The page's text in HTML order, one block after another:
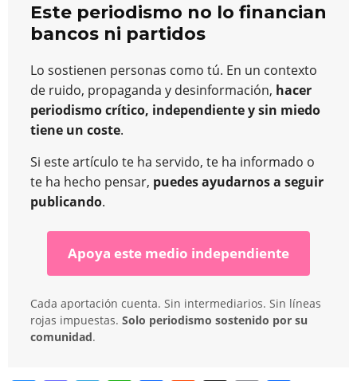
Este periodismo no lo financian
bancos ni partidos
Lo sostienen personas como tú. En un contexto
de ruido, propaganda y desinformación, hacer
periodismo crítico, independiente y sin miedo
tiene un coste.
Si este artículo te ha servido, te ha informado o
te ha hecho pensar, puedes ayudarnos a seguir
publicando.
Apoya este medio independiente
Cada aportación cuenta. Sin intermediarios. Sin líneas
rojas impuestas. Solo periodismo sostenido por su
comunidad.